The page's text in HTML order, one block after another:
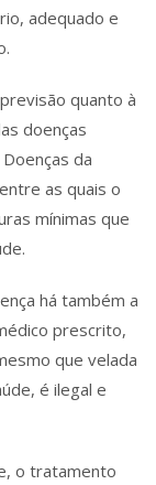
adequado e
quanto à
doenças
da
as quais o
mínimas que
há também a
prescrito,
que velada
é ilegal e
o tratamento